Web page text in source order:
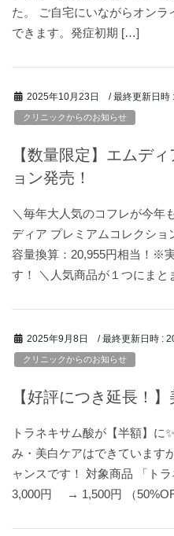
た。 ご自宅にいながらオン
できます。発症初期 […]
2025年10月23日 / 最終更新日時 :
クリニックからのお知らせ
【数量限定】エムデ
ョン発売！
＼毎年大人気のコフレが今年
ディア プレミアムコレクショ
容量換算：20,955円相当！※
す！ ＼人気商品が１つにま
2025年9月8日 / 最終更新日時 :
クリニックからのお知らせ
【好評につき延長！
トラネキサム酸が【半額】に
み・美白ケアはできています
ャンスです！ 対象商品 「ト
3,000円 → 1,500円 （